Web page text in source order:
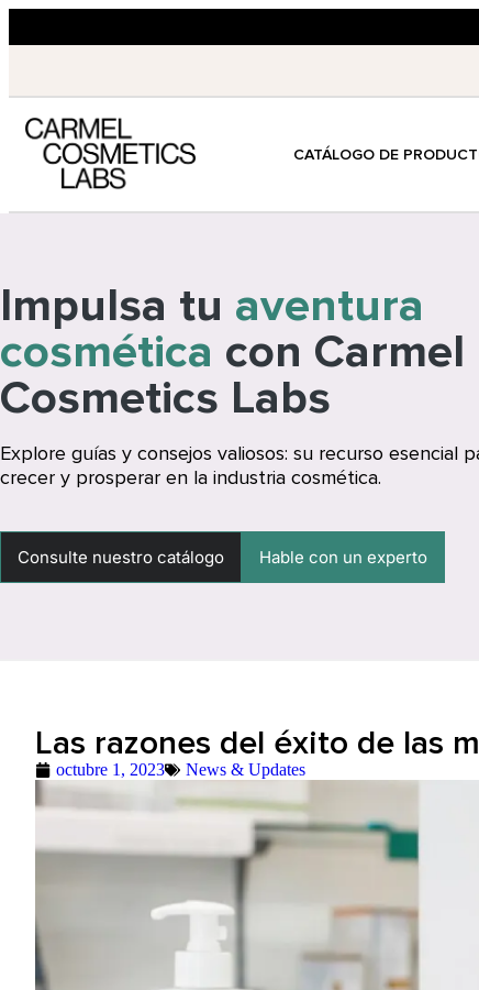
CATÁLOGO DE
Impulsa tu aventura
cosmética con Carmel
Cosmetics Labs
Explore guías y consejos valiosos: su recurso esencial
crecer y prosperar en la industria cosmética.
Consulte nuestro catálogo Hable con un experto
Las razones del éxito de las
octubre 1, 2023 News & Updates